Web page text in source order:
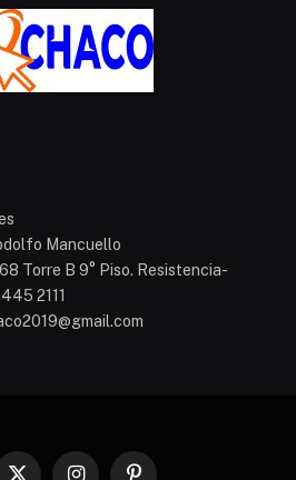
Mancuello
Torre B 9° Piso. Resistencia-
2111